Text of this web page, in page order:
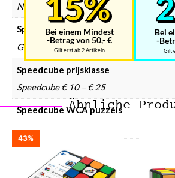
Nee
Speedcube magneten
Geen
Speedcube prijsklasse
Speedcube € 10 – € 25
Speedcube WCA puzzels
Bei einem Mindest
-Betrag von 50,- €
Gilt erst ab 2 Artikeln
Bei
-
Gilt
Ähnliche
43%